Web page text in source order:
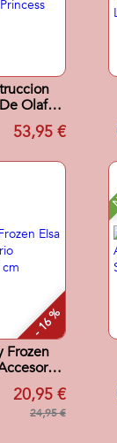
Olaf Y
53,95 €
- 16 %
Frozen
cm
20,95 €
24,95 €